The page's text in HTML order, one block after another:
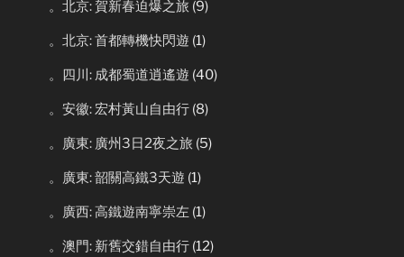
。北京: 賀新春迫爆之旅 (9)
。北京: 首都轉機快閃遊 (1)
。四川: 成都蜀道逍遙遊 (40)
。安徽: 宏村黃山自由行 (8)
。廣東: 廣州3日2夜之旅 (5)
。廣東: 韶關高鐵3天遊 (1)
。廣西: 高鐵遊南寧崇左 (1)
。澳門: 新舊交錯自由行 (12)